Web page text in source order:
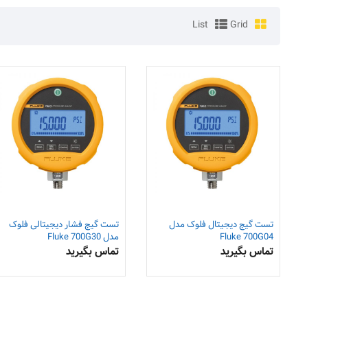
Grid
List
تست گیج دیجیتال فلوک مدل
Fluke 700G04
تماس بگیرید
تست گیج فشار دیجیتالی فلوک
مدل Fluke 700G30
تماس بگیرید